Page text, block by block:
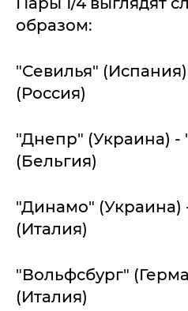
образом:
"Севилья"
(Россия)
"Днепр" (Украина) -
(Бельгия)
"Динамо"
(Италия)
"Вольфсбург"
(Италия)